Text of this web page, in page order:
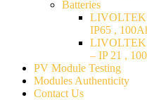
Batteries
LIVOLTEK
IP65 ,
LIVOLTEK
– IP 21 ,
PV Module Testing
Modules Authenticity
Contact Us